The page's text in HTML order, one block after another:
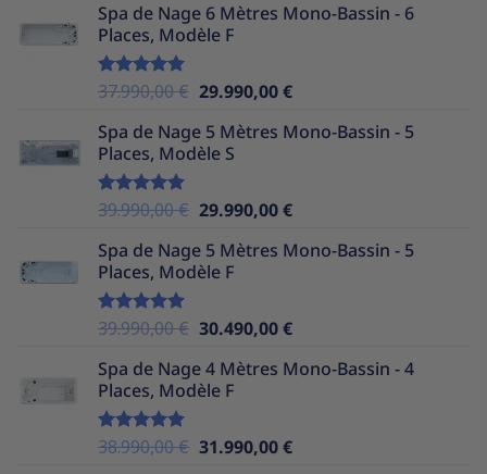
initial
était :
actuel
Spa de Nage 6 Mètres Mono-Bassin - 6
Places, Modèle F
Note5.00
37.990,00€ Le
initial
était :
29.990,00€Le
actuel
Spa de Nage 5 Mètres Mono-Bassin - 5
Places, Modèle S
Note5.00
39.990,00€ Le
initial
était :
29.990,00€Le
actuel
Spa de Nage 5 Mètres Mono-Bassin - 5
Places, Modèle F
Note5.00
39.990,00€ Le
initial
était :
30.490,00€Le
actuel
Spa de Nage 4 Mètres Mono-Bassin - 4
Places, Modèle F
Note5.00
38.990,00€ Le
31.990,00€Le